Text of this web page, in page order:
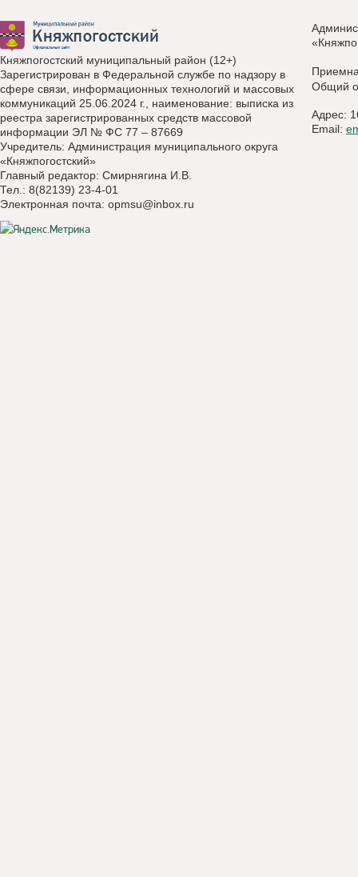
Княжпогостский муниципальный район (12+)
Зарегистрирован в Федеральной службе по надзору в
сфере связи, информационных технологий и массовых
коммуникаций 25.06.2024 г., наименование: выписка из
реестра зарегистрированных средств массовой
информации ЭЛ № ФС 77 – 87669
Учредитель: Администрация муниципального округа
«Княжпогостский»
Главный редактор: Смирнягина И.В.
Тел.: 8(82139) 23-4-01
Электронная почта: opmsu@inbox.ru
Общий
Адрес:
Email: